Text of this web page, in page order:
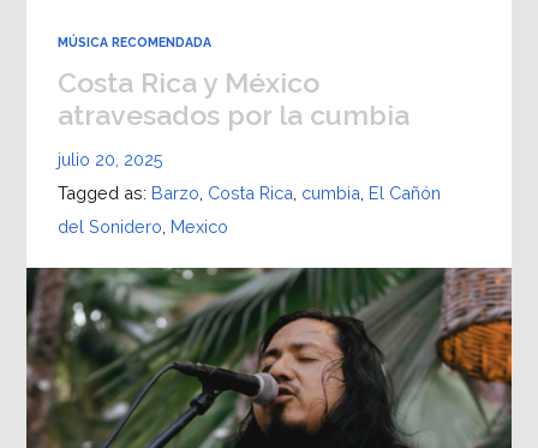
MÚSICA RECOMENDADA
Costa Rica y México
atravesados por la cumbia
julio 20, 2025
Tagged as: Barzo Costa Rica cumbia El Cañón
del Sonidero Mexico